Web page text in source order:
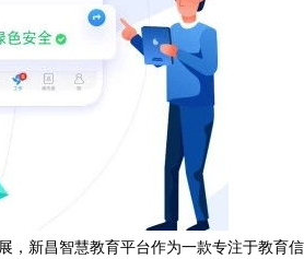
，新昌智慧教育平台作为一款专注于教育信